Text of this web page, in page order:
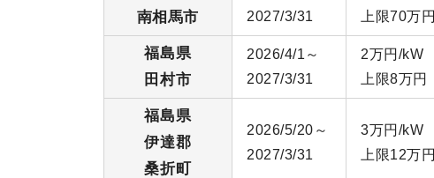
南相馬市
2027/3/31
上限70万円
福島県
田村市
2026/4/1～
2027/3/31
2万円/kW
上限8万円
福島県
伊達郡
桑折町
2026/5/20～
2027/3/31
3万円/kW
上限12万円